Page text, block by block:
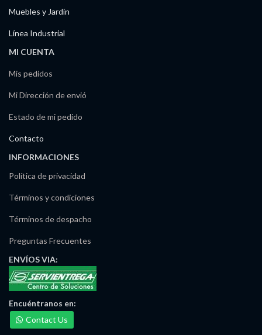
Muebles y Jardín
Línea Industrial
MI CUENTA
Mis pedidos
Mi Dirección de envió
Estado de mi pedido
Contacto
INFORMACIONES
Política de privacidad
Términos y condiciones
Términos de despacho
Preguntas Frecuentes
ENVÍOSVIA:
Encuéntranos en:
Contact Us